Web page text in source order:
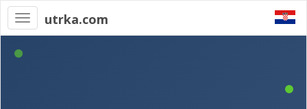
Toggle
navigation
utrka.com